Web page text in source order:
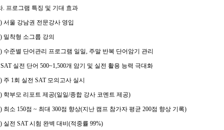
. 프로그램 특징 및 기대 효과
서울 강남권 전문강사 영입
밀착형 소그룹 강의
수준별 단어관리 프로그램 일일, 주말 반복 단어암기 관리
실전 단어 500~1,500개 암기 및 실전 활용 능력 극대화
주 1회 실전 SAT 모의고사 실시
학부모 리포트 제공(일일/종합 강사 코멘트 제공)
최소 150점 ~ 최대 300점 향상(지난 캠프 참가자 평균 200점 향상 기록)
실전 SAT시험 완벽 대비 (적중률 99%)